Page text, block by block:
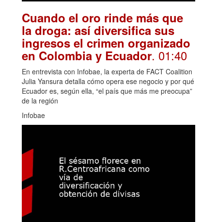
Cuando el oro rinde más que
la droga: así diversifica sus
ingresos el crimen organizado
en Colombia y Ecuador. 01:40
En entrevista con Infobae, la experta de FACT Coalition
Julia Yansura detalla cómo opera ese negocio y por qué
Ecuador es, según ella, “el país que más me preocupa”
de la región
Infobae